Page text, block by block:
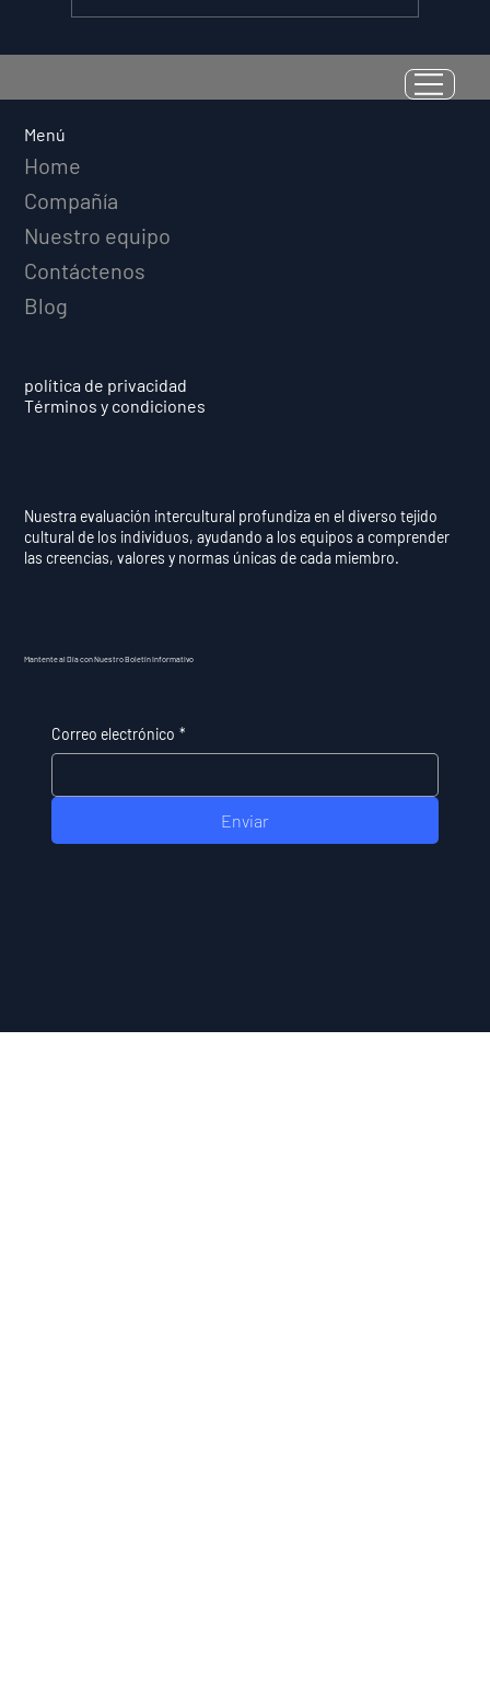
La Resiliencia como Habilidad
Medible: Por Qué el Cociente de
Menú
Home
Compañía
Nuestro equipo
Contáctenos
Blog
política de privacidad
Términos y condiciones
Nuestra evaluación intercultural profundiza en el diverso tejido
cultural de los individuos, ayudando a los equipos a comprender
las creencias, valores y normas únicas de cada miembro.
Mantente al Día con Nuestro Boletín Informativo
Correo electrónico *
Enviar